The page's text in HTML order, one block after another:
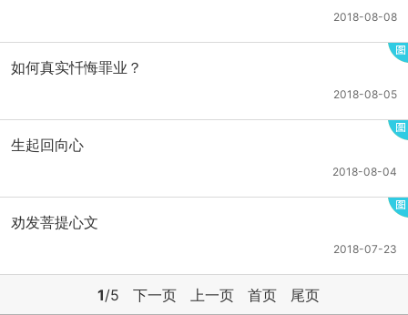
2018-08-08
如何真实忏悔罪业？
2018-08-05
生起回向心
2018-08-04
劝发菩提心文
2018-07-23
1/5 下一页 上一页 首页 尾页